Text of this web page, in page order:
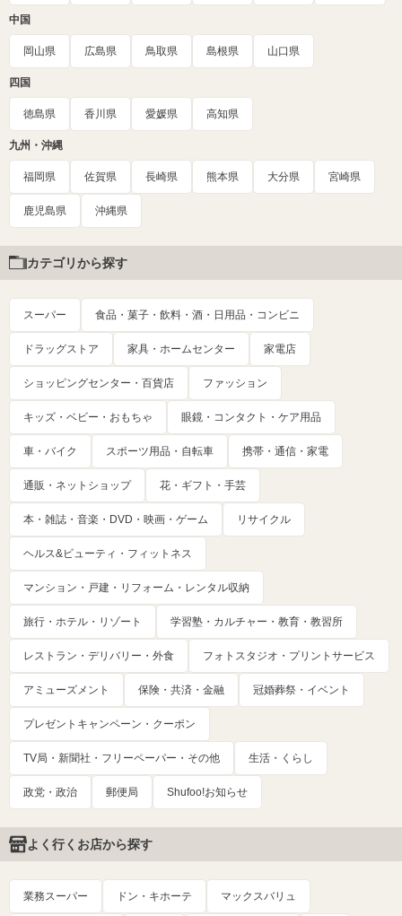
中国
岡山県 広島県 鳥取県 島根県 山口県
四国
徳島県 香川県 愛媛県 高知県
九州・沖縄
福岡県 佐賀県 長崎県 熊本県 大分県 宮崎県
鹿児島県 沖縄県
カテゴリから探す
スーパー 食品・菓子・飲料・酒・日用品・コンビニ
ドラッグストア 家具・ホームセンター 家電店
ショッピングセンター・百貨店 ファッション
キッズ・ベビー・おもちゃ 眼鏡・コンタクト・ケア用品
車・バイク スポーツ用品・自転車 携帯・通信・家電
通販・ネットショップ 花・ギフト・手芸
本・雑誌・音楽・DVD・映画・ゲーム リサイクル
ヘルス&ビューティ・フィットネス
マンション・戸建・リフォーム・レンタル収納
旅行・ホテル・リゾート 学習塾・カルチャー・教育・教習所
レストラン・デリバリー・外食 フォトスタジオ・プリントサービス
アミューズメント 保険・共済・金融 冠婚葬祭・イベント
プレゼントキャンペーン・クーポン
TV局・新聞社・フリーペーパー・その他 生活・くらし
政党・政治 郵便局 Shufoo!お知らせ
よく行くお店から探す
業務スーパー ドン・キホーテ マックスバリュ